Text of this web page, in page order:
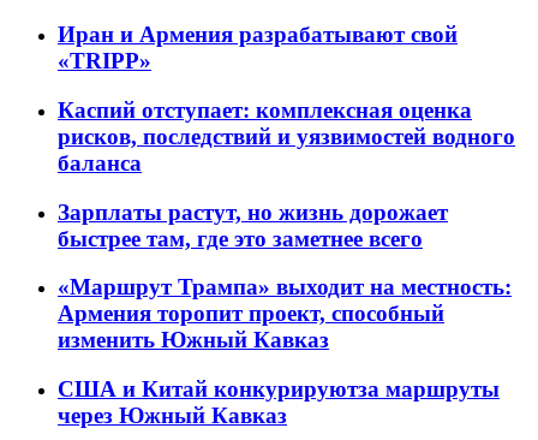
Иран и Армения разрабатывают свой
«TRIPP»
Каспий отступает: комплексная оценка
рисков, последствий и уязвимостей водного
баланса
Зарплаты растут, но жизнь дорожает
быстрее там, где это заметнее всего
«Маршрут Трампа» выходит на местность:
Армения торопит проект, способный
изменить Южный Кавказ
США и Китай конкурируютза маршруты
через Южный Кавказ